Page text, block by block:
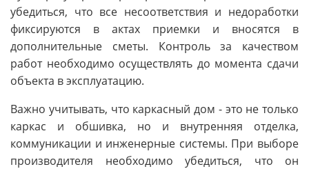
убедиться, что все несоответствия и недоработки
фиксируются в актах приемки и вносятся в
дополнительные сметы. Контроль за качеством
работ необходимо осуществлять до момента сдачи
объекта в эксплуатацию.
Важно учитывать, что каркасный дом - это не только
каркас и обшивка, но и внутренняя отделка,
коммуникации и инженерные системы. При выборе
производителя необходимо убедиться, что он